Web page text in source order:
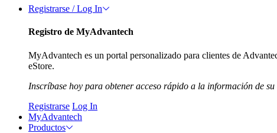
Registrarse / Log In
Registro de MyAdvantech
MyAdvantech es un portal personalizado para clientes de
eStore.
Inscríbase hoy para obtener acceso rápido a la información de su
Registrarse Log In
MyAdvantech
Productos